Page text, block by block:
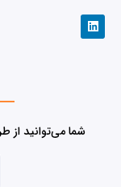
L
i
n
شما می‌توانید از